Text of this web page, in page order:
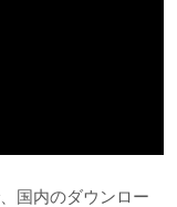
国内のダウンロー